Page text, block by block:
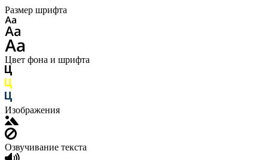
Размер шрифта
Цвет фона и шрифта
Изображения
Озвучивание текста